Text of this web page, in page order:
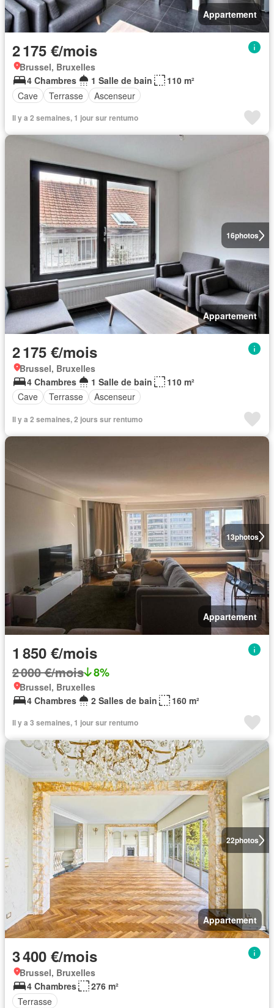
Appartement
2 175 €/mois
Brussel, Bruxelles
4 Chambres
1 Salle de bain
110 m²
Cave
Terrasse Ascenseur
Il y a 2 semaines, 1 jour sur rentumo
16photos
Appartement
2 175 €/mois
Brussel, Bruxelles
4 Chambres
1 Salle de bain
110 m²
Cave
Terrasse Ascenseur
Il y a 2 semaines, 2 jours sur rentumo
13photos
Appartement
1 850 €/mois
2 000 €/mois 8%
Brussel, Bruxelles
4 Chambres
2 Salles de bain 160 m²
Il y a 3 semaines, 1 jour sur rentumo
22photos
Appartement
3 400 €/mois
Brussel, Bruxelles
4 Chambres
276 m²
Terrasse